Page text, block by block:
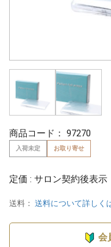
商品コード： 97270
入荷未定 お取り寄せ
定価 : サロン契約後表示
送料： 送料について詳しく
会